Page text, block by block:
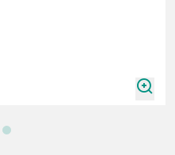
zoomIn